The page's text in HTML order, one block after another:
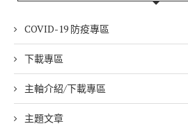
COVID-19 防疫專區
下載專區
主軸介紹/下載專區
主題文章